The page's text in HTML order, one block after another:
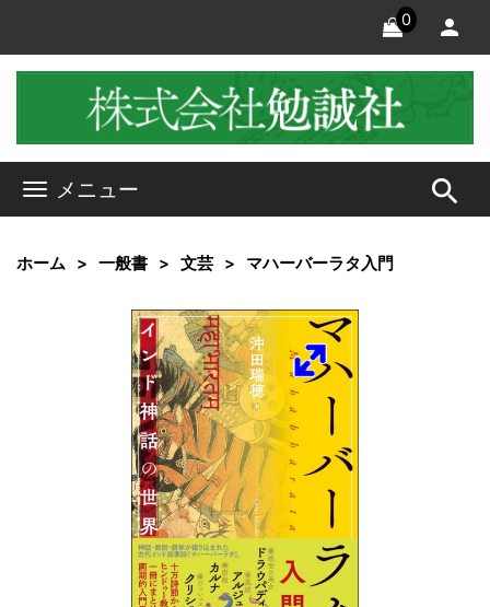
0
メニュー search
ホーム 一般書 文芸 マハーバーラタ入門